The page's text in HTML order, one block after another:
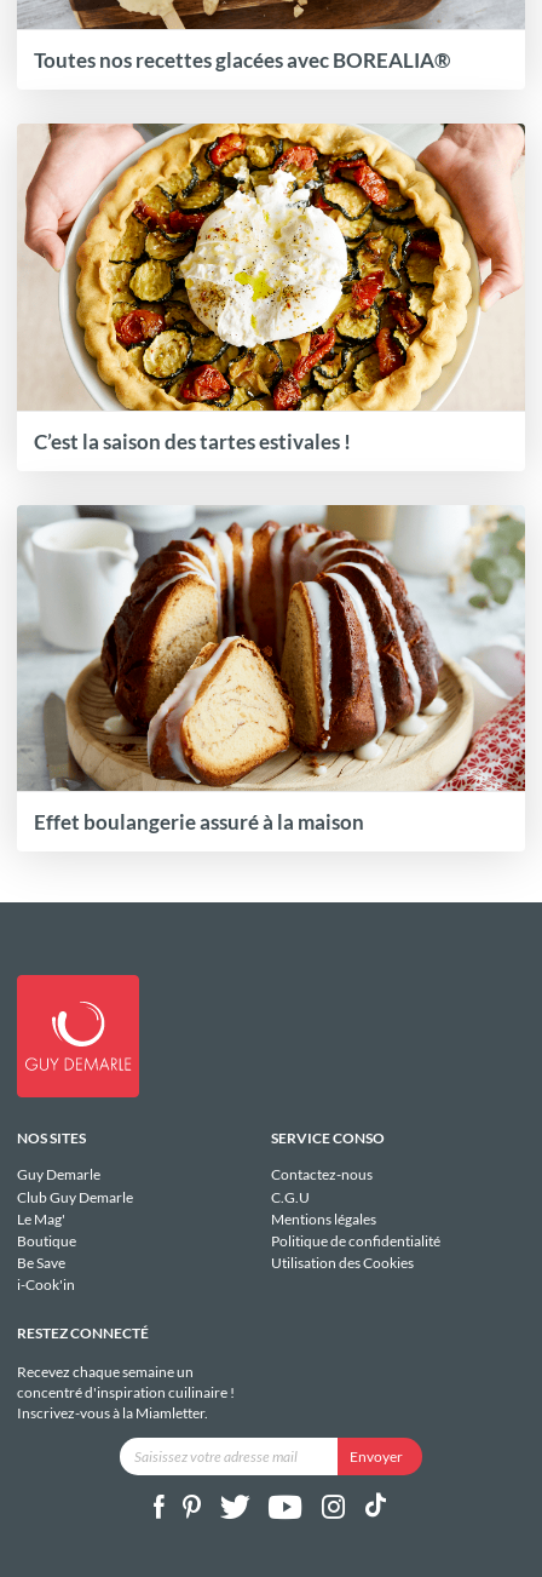
Toutes nos recettes glacées avec BOREALIA®
C’est la saison des tartes estivales !
Effet boulangerie assuré à la maison
NOS SITES
Guy Demarle
Club Guy Demarle
Le Mag'
Boutique
Be Save
i-Cook'in
SERVICE CONSO
Contactez-nous
C.G.U
Mentions légales
Politique de confidentialité
Utilisation des Cookies
RESTEZ CONNECTÉ
Recevez chaque semaine un
concentré d'inspiration cuilinaire !
Inscrivez-vous à la Miamletter.